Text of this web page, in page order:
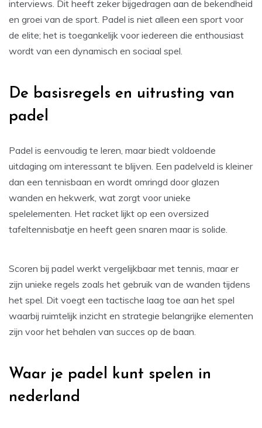
interviews. Dit heeft zeker bijgedragen aan de bekendheid
en groei van de sport. Padel is niet alleen een sport voor
de elite; het is toegankelijk voor iedereen die enthousiast
wordt van een dynamisch en sociaal spel.
De basisregels en uitrusting van
padel
Padel is eenvoudig te leren, maar biedt voldoende
uitdaging om interessant te blijven. Een padelveld is kleiner
dan een tennisbaan en wordt omringd door glazen
wanden en hekwerk, wat zorgt voor unieke
spelelementen. Het racket lijkt op een oversized
tafeltennisbatje en heeft geen snaren maar is solide.
Scoren bij padel werkt vergelijkbaar met tennis, maar er
zijn unieke regels zoals het gebruik van de wanden tijdens
het spel. Dit voegt een tactische laag toe aan het spel
waarbij ruimtelijk inzicht en strategie belangrijke elementen
zijn voor het behalen van succes op de baan.
Waar je padel kunt spelen in
nederland